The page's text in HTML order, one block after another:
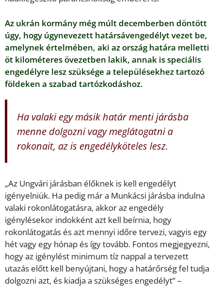
Az ukrán kormány még múlt decemberben döntött
úgy, hogy úgynevezett határsávengedélyt vezet be,
amelynek értelmében, aki az ország határa melletti
öt kilométeres övezetben lakik, annak is speciális
engedélyre lesz szüksége a településekhez tartozó
földeken a szabad tartózkodáshoz.
Ha valaki egy másik határ menti járásba
menne dolgozni vagy meglátogatni a
rokonait, az is engedélyköteles lesz.
„Az Ungvári járásban élőknek is kell engedélyt
igényelniük. Ha pedig már a Munkácsi járásba indulna
valaki rokonlátogatásra, akkor az engedély
igénylésekor indokként azt kell beírnia, hogy
rokonlátogatás és azt mennyi időre tervezi, vagyis egy
hét vagy egy hónap és így tovább. Fontos megjegyezni,
hogy az igénylést minimum tíz nappal a tervezett
utazás előtt kell benyújtani, hogy a határőrség fel tudja
dolgozni azt, és kiadja a szükséges engedélyt” –